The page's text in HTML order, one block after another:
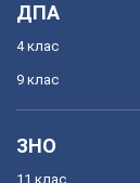
ДПА
4 клас
9 клас
ЗНО
11 клас